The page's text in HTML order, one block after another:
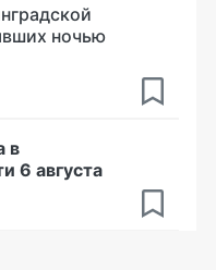
ночью
в
6 августа